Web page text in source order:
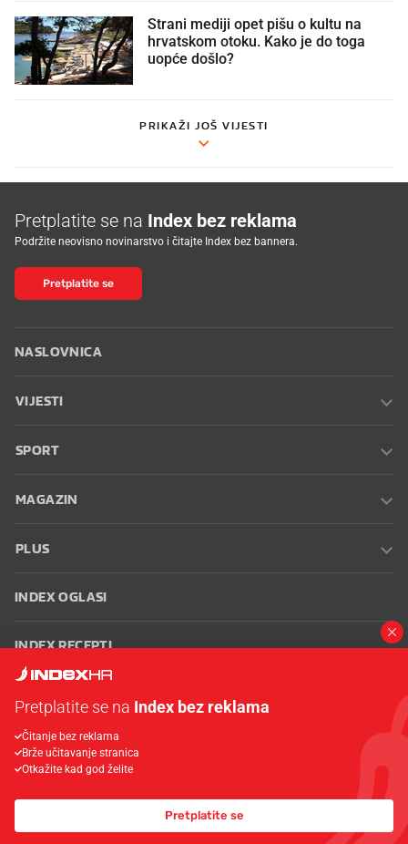
Strani mediji opet pišu o kultu na
hrvatskom otoku. Kako je do toga
uopće došlo?
PRIKAŽI JOŠ VIJESTI
Pretplatite se na Index bez reklama
Podržite neovisno novinarstvo i čitajte Index bez bannera.
Pretplatite se
NASLOVNICA
VIJESTI
SPORT
MAGAZIN
PLUS
INDEX OGLASI
INDEX RECEPTI
Oglašavanje Zaposli se na Indexu
korištenja
Postavke kolačića
© 2026 Index
Pretplatite se na Index bez reklama
Čitanje bez reklama
Brže učitavanje stranica
Otkažite kad god želite
Pretplatite se